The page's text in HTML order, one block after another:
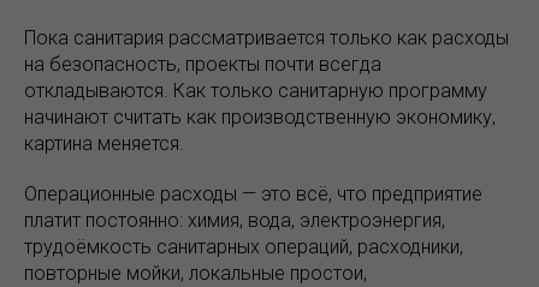
Пока санитария рассматривается только как расходы
на безопасность, проекты почти всегда
откладываются. Как только санитарную программу
начинают считать как производственную экономику,
картина меняется.
Операционные расходы — это всё, что предприятие
платит постоянно: химия, вода, электроэнергия,
трудоёмкость санитарных операций, расходники,
повторные мойки, локальные простои,